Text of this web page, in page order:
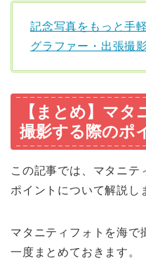
記念写真をもっと手
グラファー・出張撮
【まとめ】マ
撮影する際のポ
この記事では、マタニテ
ポイントについて解説し
マタニティフォトを海で
一度まとめておきます。